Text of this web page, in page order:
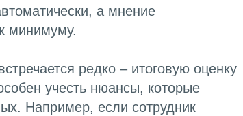
а мнение
минимуму.
редко – итоговую оценку
учесть нюансы, которые
Например, если сотрудник